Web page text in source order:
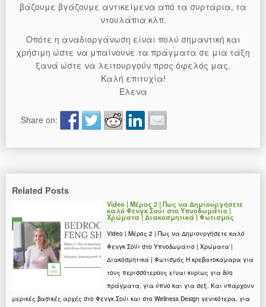
βάζουμε βγάζουμε αντικείμενα από τα συρτάρια, τα
ντουλάπια κλπ.
Οπότε η αναδιοργάνωση είναι πολύ σημαντική και
χρήσιμη ώστε να μπαίνουνε τα πράγματα σε μια τάξη
ξανά ώστε να λειτουργούν προς όφελός μας.
Καλή επιτυχία!
Έλενα
Share on:
Related Posts
Video | Μέρος 2 | Πως να Δημιουργήσετε
καλό Φενγκ Σούι στο Υπνοδωμάτιο |
Χρώματα | Διακοσμητικά | Φωτισμός
Video | Μέρος 2 | Πως να Δημιουργήσετε καλό
Φενγκ Σούι στο Υπνοδωμάτιο | Χρώματα |
Διακοσμητικά | Φωτισμός Η κρεβατοκάμαρα για
τους περισσότερους είναι κυρίως για δύο
πράγματα, για ύπνο και για σεξ. Και υπάρχουν
μερικές βασικές αρχές στο Φενγκ Σούι και στο Wellness Design γενικότερα, για